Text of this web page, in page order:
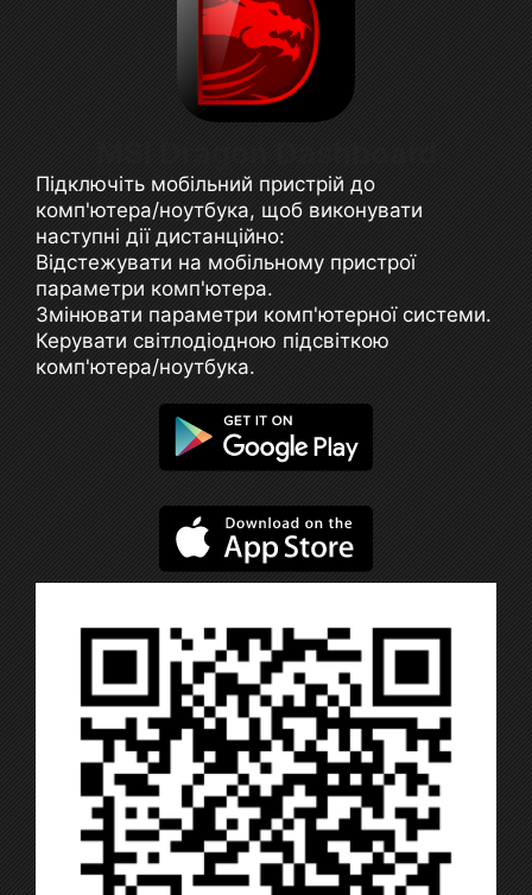
Підключіть мобільний пристрій до
комп'ютера/ноутбука, щоб виконувати
наступні дії дистанційно:
Відстежувати на мобільному пристрої
параметри комп'ютера.
Змінювати параметри комп'ютерної системи.
Керувати світлодіодною підсвіткою
комп'ютера/ноутбука.